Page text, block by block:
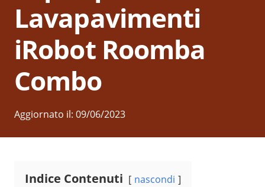
Lavapavimenti
iRobot Roomba
Combo
Aggiornato il: 09/06/2023
Indice Contenuti nascondi